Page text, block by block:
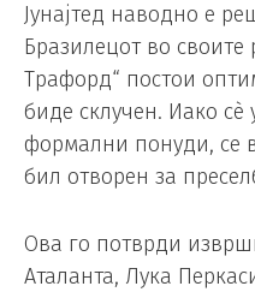
Јунајтед наводно е
Бразилецот во
Трафорд“ постои
биде склучен. Иако сè
формални понуди, се
бил отворен за
Ова го потврди
Аталанта, Лука